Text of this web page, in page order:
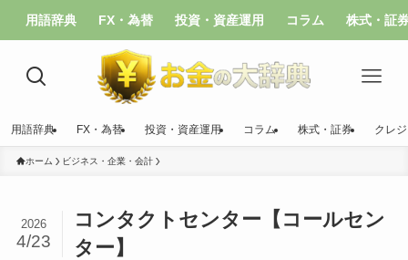
用語辞典 FX・為替 投資・資産運用 コラム 株式・証
用語辞典 FX・為替 投資・資産運用 コラム 株式・証券 クレ
ホーム ビジネス・企業・会計
コンタクトセンター【コールセン
ター】
2026
4/23